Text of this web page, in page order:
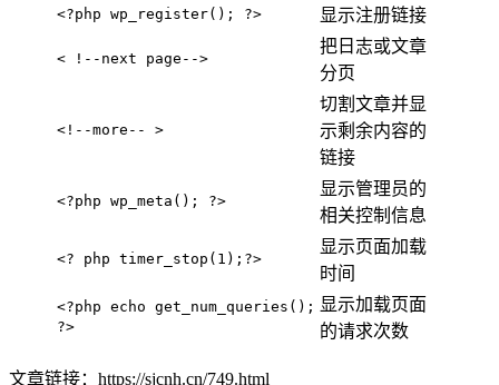
<?php wp_register(); ?> 显示注册链接
< !--next page-->
把日志或文章
分页
<!--more-- >
切割文章并显
示剩余内容的
链接
<?php wp_meta(); ?>
显示管理员的
相关控制信息
<? php timer_stop(1);?>
显示页面加载
时间
<?php echo get_num_queries();
?>
显示加载页面
的请求次数
文章链接：https://sjcnh.cn/749.html